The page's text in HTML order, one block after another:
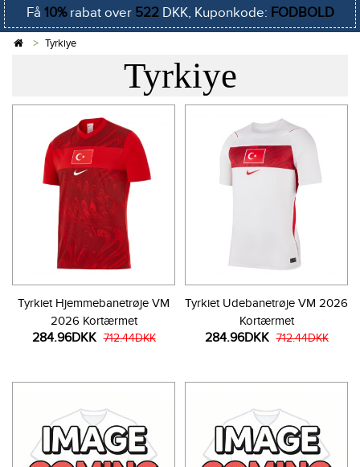
Få 10%rabat over 522DKK, Kuponkode: FODBOLD
Tyrkiye
Tyrkiye
Tyrkiet Hjemmebanetrøje VM
2026 Kortærmet
284.96DKK 712.44DKK
Tyrkiet Udebanetrøje VM 2026
Kortærmet
284.96DKK 712.44DKK